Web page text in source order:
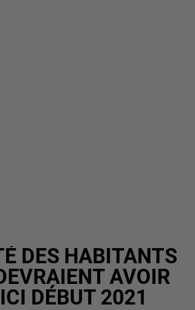
DES HABITANTS
AVOIR
DÉBUT 2021